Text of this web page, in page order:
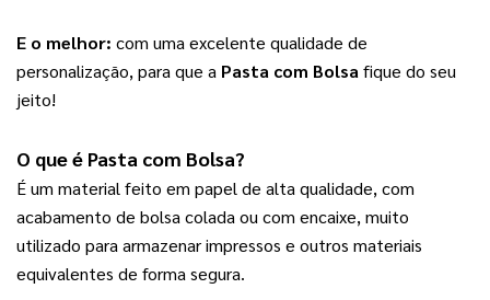
E o melhor: com uma excelente qualidade de
personalização, para que a Pasta com Bolsa fique do seu
jeito!
O que é Pasta com Bolsa?
É um material feito em papel de alta qualidade, com
acabamento de bolsa colada ou com encaixe, muito
utilizado para armazenar impressos e outros materiais
equivalentes de forma segura.